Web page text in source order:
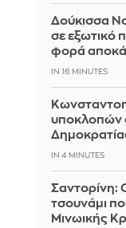
Δούκισσα
σε εξωτικό
φορά
IN 16 MINUTES
υποκλοπών
IN 4 MINUTES
Σαντορίνη:
τσουνάμι
Μινωικής